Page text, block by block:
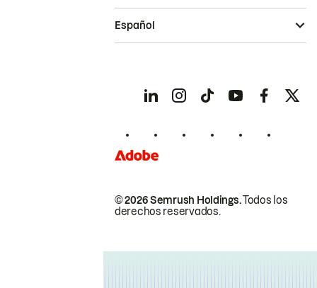
© 2026 Semrush Holdings.Todos los
derechos reservados.
Español